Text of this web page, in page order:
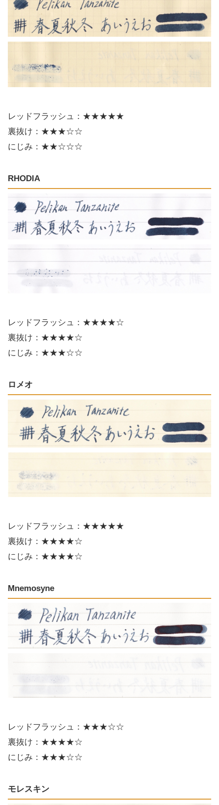
レッドフラッシュ：★★★★★
裏抜け：★★★☆☆
にじみ：★★☆☆☆
RHODIA
レッドフラッシュ：★★★★☆
裏抜け：★★★★☆
にじみ：★★★☆☆
ロメオ
レッドフラッシュ：★★★★★
裏抜け：★★★★☆
にじみ：★★★★☆
Mnemosyne
レッドフラッシュ：★★★☆☆
裏抜け：★★★★☆
にじみ：★★★☆☆
モレスキン